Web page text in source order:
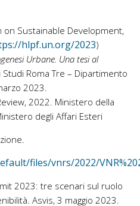
on Sustainable Development,
hlpf.un.org/2023)
Urbane. Una tesi al
Studi Roma Tre – Dipartimento
2023.
2022. Ministero della
degli Affari Esteri
files/vnrs/2022/
2023: tre scenari sul ruolo
Asvis, 3 maggio 2023.